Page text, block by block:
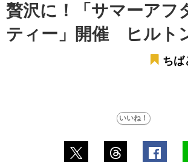
贅沢に！「サマーアフ
ティー」開催 ヒルト
ちば